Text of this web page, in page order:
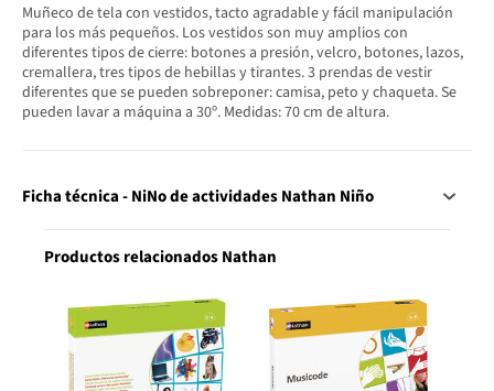
Muñeco de tela con vestidos, tacto agradable y fácil manipulación
para los más pequeños. Los vestidos son muy amplios con
diferentes tipos de cierre: botones a presión, velcro, botones, lazos,
cremallera, tres tipos de hebillas y tirantes. 3 prendas de vestir
diferentes que se pueden sobreponer: camisa, peto y chaqueta. Se
pueden lavar a máquina a 30º. Medidas: 70 cm de altura.
Ficha técnica - NiNo de actividades Nathan Niño
Productos relacionados Nathan